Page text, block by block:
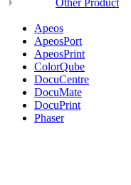
Other Product
Apeos
ApeosPort
ApeosPrint
ColorQube
DocuCentre
DocuMate
DocuPrint
Phaser